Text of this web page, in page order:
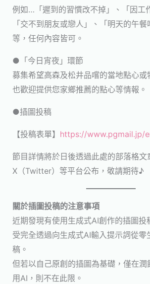
例如…「遲到的習慣改不掉」、「因工
「交不到朋友或戀人」、「明天的午餐
等，任何內容皆可。
●「今日宵夜」環節
募集希望高森及松井品嚐的當地點心或
也歡迎提供您家鄉推薦的點心等情報。
●插圖投稿
【投稿表單】 https://www.pgmail.jp/
節目詳情將於日後透過此處的部落格文
X（Twitter）等平台公布，敬請期待♪
關於插圖投稿的注意事項
近期發現有使用生成式AI創作的插圖投
受完全透過向生成式AI輸入提示詞從零
稿。
但若以自己原創的插圖為基礎，僅在潤
用AI，則不在此限。